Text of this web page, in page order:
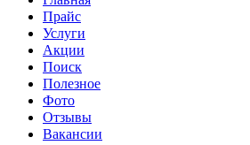
Прайс
Услуги
Акции
Поиск
Полезное
Фото
Отзывы
Вакансии